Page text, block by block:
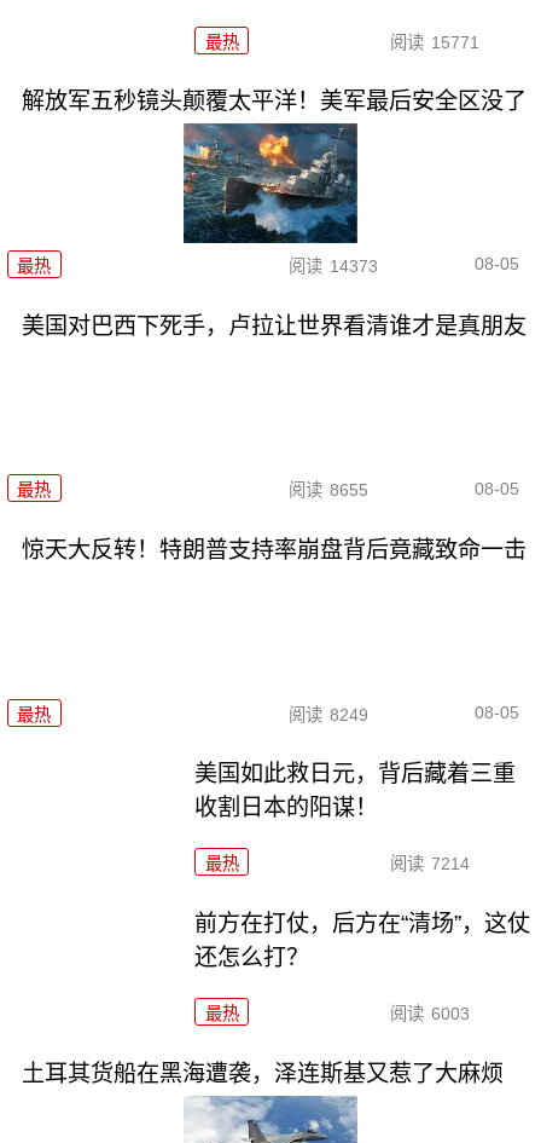
最热 阅读 15771
解放军五秒镜头颠覆太平洋！美军最后安全区没了
最热 阅读 14373 08-05
美国对巴西下死手，卢拉让世界看清谁才是真朋友
最热 阅读 8655 08-05
惊天大反转！特朗普支持率崩盘背后竟藏致命一击
最热 阅读 8249 08-05
美国如此救日元，背后藏着三重
收割日本的阳谋！
最热 阅读 7214
前方在打仗，后方在“清场”，这仗
还怎么打？
最热 阅读 6003
土耳其货船在黑海遭袭，泽连斯基又惹了大麻烦